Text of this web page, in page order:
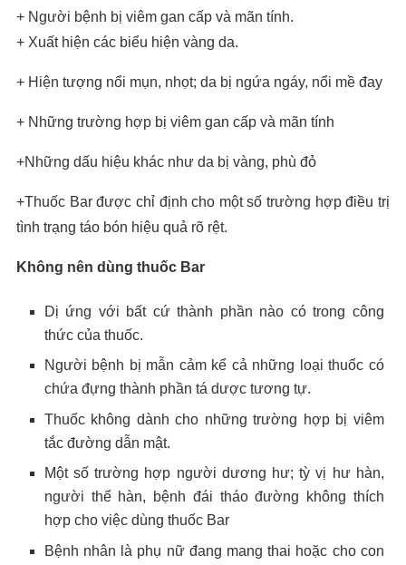
+ Người bệnh bị viêm gan cấp và mãn tính.
+ Xuất hiện các biểu hiện vàng da.
+ Hiện tượng nổi mụn, nhọt; da bị ngứa ngáy, nổi mề đay
+ Những trường hợp bị viêm gan cấp và mãn tính
+Những dấu hiệu khác như da bị vàng, phù đỏ
+Thuốc Bar được chỉ định cho một số trường hợp điều trị
tình trạng táo bón hiệu quả rõ rệt.
Không nên dùng thuốc Bar
Dị ứng với bất cứ thành phần nào có trong công
thức của thuốc.
Người bệnh bị mẫn cảm kể cả những loại thuốc có
chứa đựng thành phần tá dược tương tự.
Thuốc không dành cho những trường hợp bị viêm
tắc đường dẫn mật.
Một số trường hợp người dương hư; tỳ vị hư hàn,
người thể hàn, bệnh đái tháo đường không thích
hợp cho việc dùng thuốc Bar
Bệnh nhân là phụ nữ đang mang thai hoặc cho con